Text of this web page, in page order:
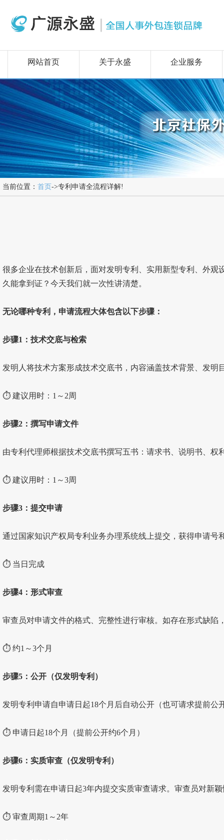
网站首页 关于永盛 企业服务
当前位置： 首页 ->专利申请全流程详解!
很多企业在技术创新后，面对发明专利、实用新型专利、外
久能拿到证？今天我们就一次性讲清楚。
无论哪种专利，申请流程大体包含以下步骤：
步骤1：技术交底与检索
发明人将技术方案形成技术交底书，内容涵盖技术背景、发
⏱ 建议用时：1～2周
步骤2：撰写申请文件
由专利代理师根据技术交底书撰写五书：请求书、说明书、
⏱ 建议用时：1～3周
步骤3：提交申请
通过国家知识产权局专利业务办理系统线上提交，获得申请
⏱ 当日完成
步骤4：形式审查
审查员对申请文件的格式、完整性进行审核。如存在形式缺
⏱ 约1～3个月
步骤5：公开（仅发明专利）
发明专利申请自申请日起18个月后自动公开（也可请求提前
⏱ 申请日起18个月（提前公开约6个月）
步骤6：实质审查（仅发明专利）
发明专利需在申请日起3年内提交实质审查请求。审查员对新
⏱ 审查周期1～2年